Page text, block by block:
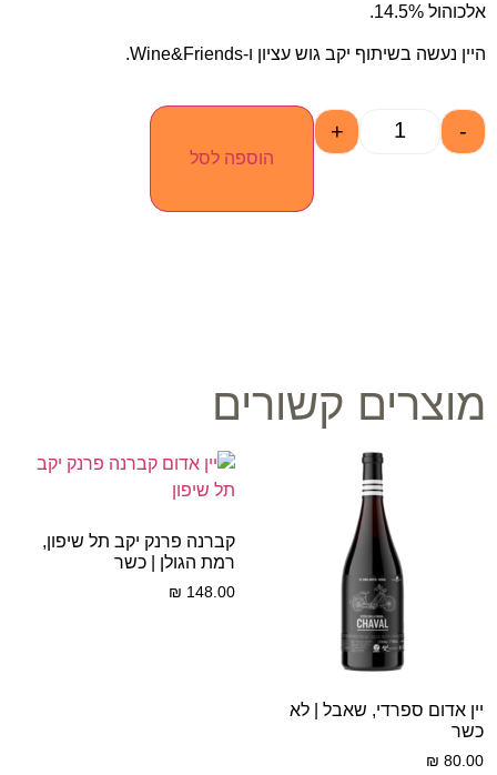
אלכוהול 14.5%.
היין נעשה בשיתוף יקב גוש עציון ו-Wine&Friends.
-
+
הוספה לסל
מוצרים קשורים
יין אדום ספרדי, שאבל | לא
כשר
₪ 80.00
קברנה פרנק יקב תל שיפון,
רמת הגולן | כשר
₪ 148.00